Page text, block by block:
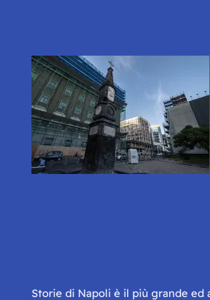
Storie di Napoli è il più grande